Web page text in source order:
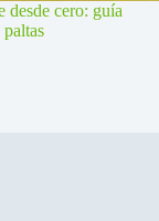
desde cero: guía